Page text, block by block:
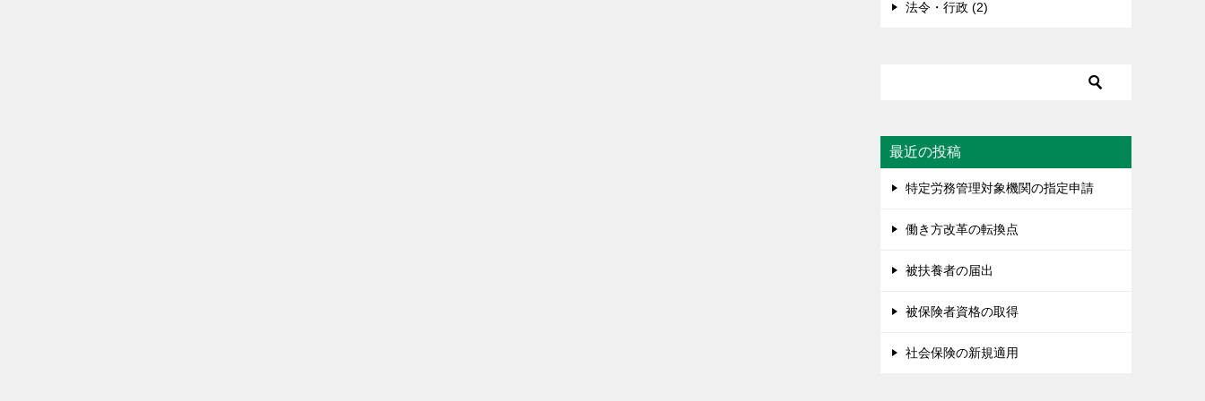
法令・行政 (2)
最近の投稿
特定労務管理対象機関の指定申請
働き方改革の転換点
被扶養者の届出
被保険者資格の取得
社会保険の新規適用